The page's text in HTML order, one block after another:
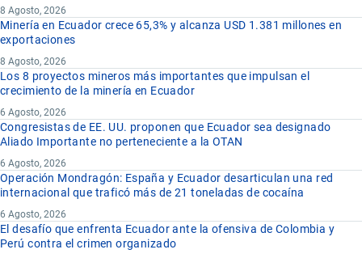
8 Agosto, 2026
Minería en Ecuador crece 65,3% y alcanza USD 1.381 millones en
exportaciones
8 Agosto, 2026
Los 8 proyectos mineros más importantes que impulsan el
crecimiento de la minería en Ecuador
6 Agosto, 2026
Congresistas de EE. UU. proponen que Ecuador sea designado
Aliado Importante no perteneciente a la OTAN
6 Agosto, 2026
Operación Mondragón: España y Ecuador desarticulan una red
internacional que traficó más de 21 toneladas de cocaína
6 Agosto, 2026
El desafío que enfrenta Ecuador ante la ofensiva de Colombia y
Perú contra el crimen organizado